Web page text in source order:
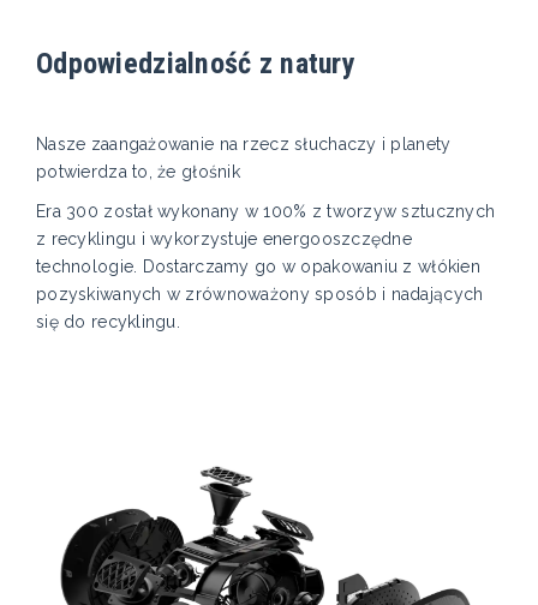
Odpowiedzialność z natury
Nasze zaangażowanie na rzecz słuchaczy i planety
potwierdza to, że głośnik
Era 300 został wykonany w 100% z tworzyw sztucznych
z recyklingu i wykorzystuje energooszczędne
technologie. Dostarczamy go w opakowaniu z włókien
pozyskiwanych w zrównoważony sposób i nadających
się do recyklingu.